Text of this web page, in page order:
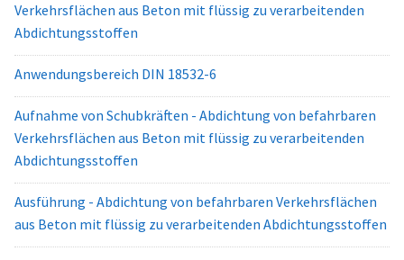
Verkehrsflächen aus Beton mit flüssig zu verarbeitenden
Abdichtungsstoffen
Anwendungsbereich DIN 18532-6
Aufnahme von Schubkräften - Abdichtung von befahrbaren
Verkehrsflächen aus Beton mit flüssig zu verarbeitenden
Abdichtungsstoffen
Ausführung - Abdichtung von befahrbaren Verkehrsflächen
aus Beton mit flüssig zu verarbeitenden Abdichtungsstoffen